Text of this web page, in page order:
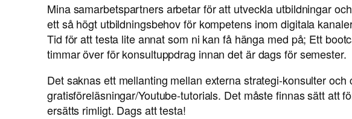
Mina samarbetspartners arbetar för att utveckla utbildningar
ett så högt utbildningsbehov för kompetens inom digitala
Tid för att testa lite annat som ni kan få hänga med på; Ett
timmar över för konsultuppdrag innan det är dags för semester.
Det saknas ett mellanting mellan externa strategi-konsulter
gratisföreläsningar/Youtube-tutorials. Det måste finnas sätt att
ersätts rimligt. Dags att testa!